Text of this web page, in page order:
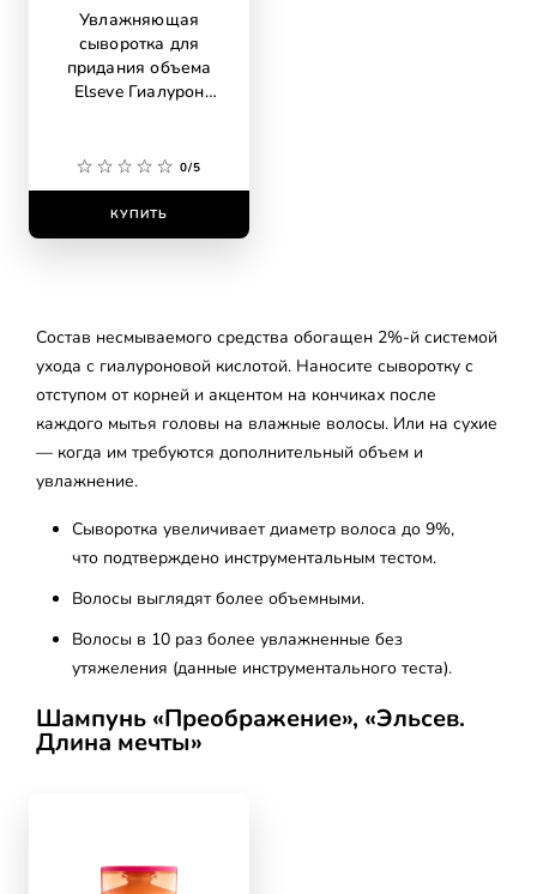
Увлажняющая
сыворотка для
придания объема
Elseve Гиалурон
тонких волос, с
гиалуроновой
кислотой
0/5
КУПИТЬ
Состав несмываемого средства обогащен 2%-й системой
ухода с гиалуроновой кислотой. Наносите сыворотку с
отступом от корней и акцентом на кончиках после
каждого мытья головы на влажные волосы. Или на сухие
— когда им требуются дополнительный объем и
увлажнение.
Сыворотка увеличивает диаметр волоса до 9%,
что подтверждено инструментальным тестом.
Волосы выглядят более объемными.
Волосы в 10 раз более увлажненные без
утяжеления (данные инструментального теста).
Шампунь «Преображение», «Эльсев.
Длина мечты»